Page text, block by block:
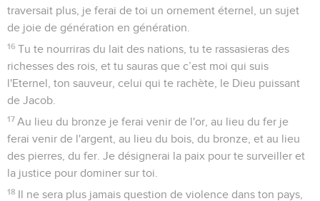
traversait plus, je ferai de toi un ornement éternel, un sujet
de joie de génération en génération.
16 Tu te nourriras du lait des nations, tu te rassasieras des
richesses des rois, et tu sauras que c’est moi qui suis
l'Eternel, ton sauveur, celui qui te rachète, le Dieu puissant
de Jacob.
17 Au lieu du bronze je ferai venir de l'or, au lieu du fer je
ferai venir de l'argent, au lieu du bois, du bronze, et au lieu
des pierres, du fer. Je désignerai la paix pour te surveiller et
la justice pour dominer sur toi.
18 Il ne sera plus jamais question de violence dans ton pays,